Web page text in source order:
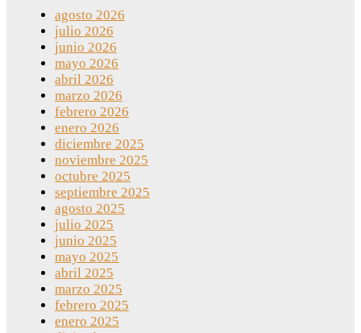
agosto 2026
julio 2026
junio 2026
mayo 2026
abril 2026
marzo 2026
febrero 2026
enero 2026
diciembre 2025
noviembre 2025
octubre 2025
septiembre 2025
agosto 2025
julio 2025
junio 2025
mayo 2025
abril 2025
marzo 2025
febrero 2025
enero 2025